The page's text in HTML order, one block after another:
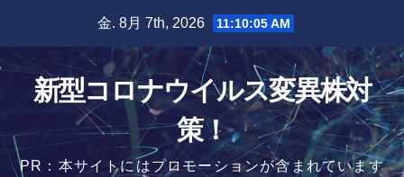
content
金. 8月 7th, 2026 11:10:06 AM
新型コロナウイルス変異株対
策！
PR：本サイトにはプロモーションが含まれています